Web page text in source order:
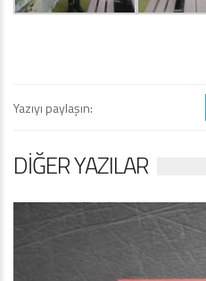
Yazıyı paylaşın:
DIĞER YAZILAR